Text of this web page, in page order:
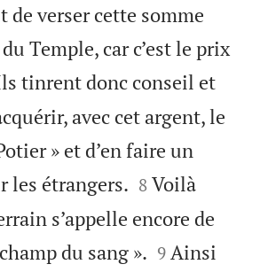
de verser cette somme
Temple, car c’est le prix
tinrent donc conseil et
avec cet argent, le
» et d’en faire un
les étrangers. 

8 Voilà
s’appelle encore de
du sang ». 

9 Ainsi